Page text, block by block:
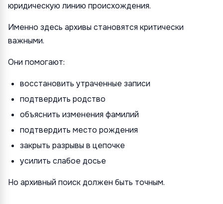
юридическую линию происхождения.
Именно здесь архивы становятся критически
важными.
Они помогают:
восстановить утраченные записи
подтвердить родство
объяснить изменения фамилий
подтвердить место рождения
закрыть разрывы в цепочке
усилить слабое досье
Но архивный поиск должен быть точным.